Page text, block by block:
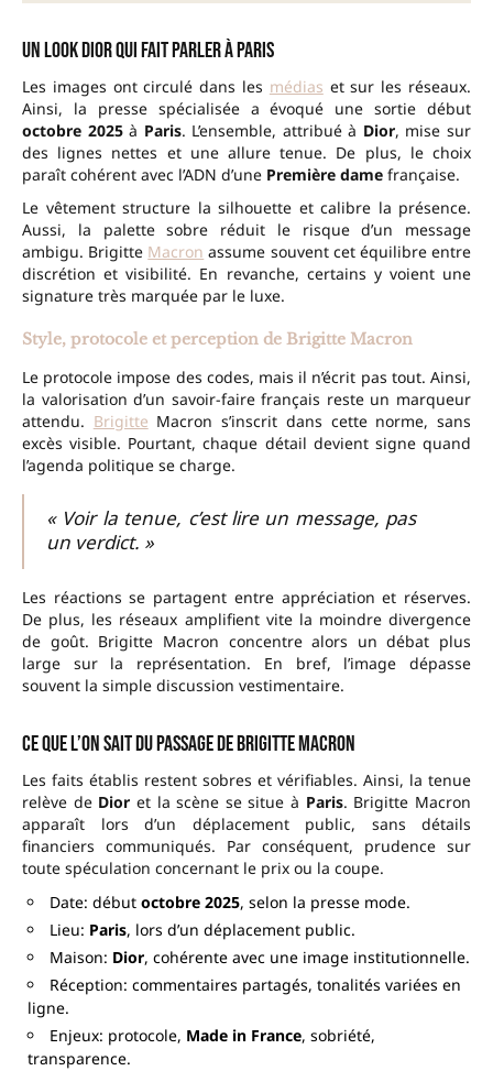
Un look Dior qui fait parler à Paris
Les images ont circulé dans les médias et sur les réseaux.
Ainsi, la presse spécialisée a évoqué une sortie début
octobre 2025à Paris. L’ensemble, attribué à Dior, mise sur
des lignes nettes et une allure tenue. De plus, le choix
paraît cohérent avec l’ADN d’une Première dame française.
Le vêtement structure la silhouette et calibre la présence.
Aussi, la palette sobre réduit le risque d’un message
ambigu. Brigitte Macron assume souvent cet équilibre entre
discrétion et visibilité. En revanche, certains y voient une
signature très marquée par le luxe.
Style, protocole et perception de Brigitte Macron
Le protocole impose des codes, mais il n’écrit pas tout. Ainsi,
la valorisation d’un savoir-faire français reste un marqueur
attendu. Brigitte Macron s’inscrit dans cette norme, sans
excès visible. Pourtant, chaque détail devient signe quand
l’agenda politique se charge.
« Voir la tenue, c’est lire un message, pas
un verdict. »
Les réactions se partagent entre appréciation et réserves.
De plus, les réseaux amplifient vite la moindre divergence
de goût. Brigitte Macron concentre alors un débat plus
large sur la représentation. En bref, l’image dépasse
souvent la simple discussion vestimentaire.
Ce que l’on sait du passage de Brigitte Macron
Les faits établis restent sobres et vérifiables. Ainsi, la tenue
relève de Dior et la scène se situe à Paris. Brigitte Macron
apparaît lors d’un déplacement public, sans détails
financiers communiqués. Par conséquent, prudence sur
toute spéculation concernant le prix ou la coupe.
Date: début octobre 2025, selon la presse mode.
Lieu: Paris, lors d’un déplacement public.
Maison: Dior, cohérente avec une image institutionnelle.
Réception: commentaires partagés, tonalités variées en
ligne.
Enjeux: protocole, Made in France, sobriété,
transparence.